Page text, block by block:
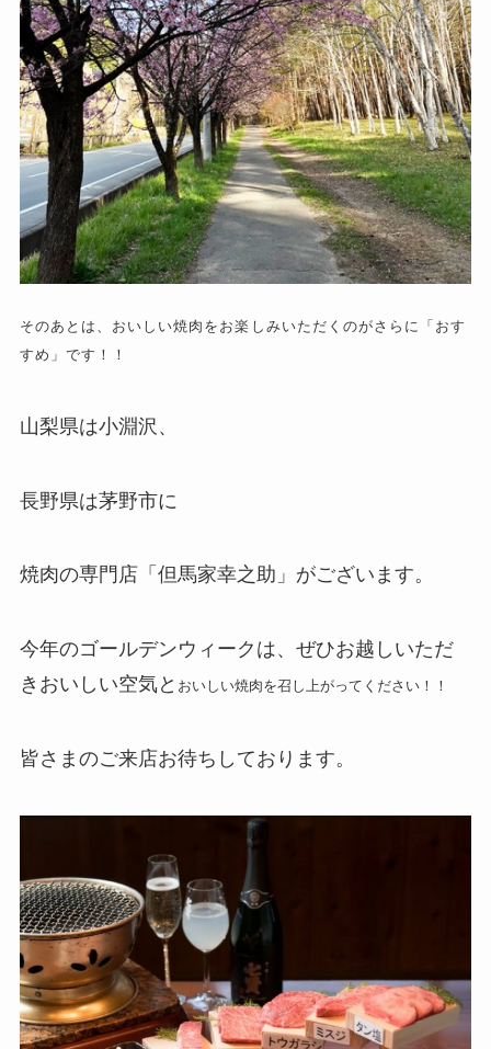
そのあとは、おいしい焼肉をお楽しみいただくのがさらに「おす
すめ」です！！
山梨県は小淵沢、
長野県は茅野市に
焼肉の専門店「但馬家幸之助」がございます。
今年のゴールデンウィークは、ぜひお越しいただ
きおいしい空気と おいしい焼肉を召し上がってください！！
皆さまのご来店お待ちしております。